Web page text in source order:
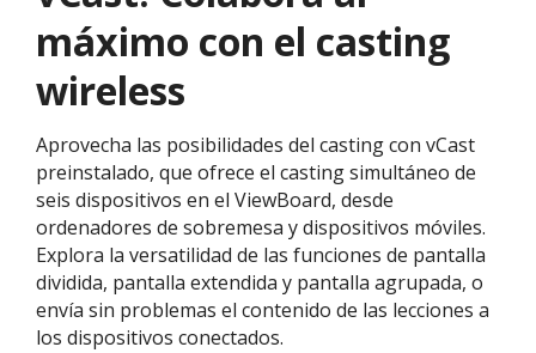
máximo con el casting
wireless
Aprovecha las posibilidades del casting con vCast
preinstalado, que ofrece el casting simultáneo de
seis dispositivos en el ViewBoard, desde
ordenadores de sobremesa y dispositivos móviles.
Explora la versatilidad de las funciones de pantalla
dividida, pantalla extendida y pantalla agrupada, o
envía sin problemas el contenido de las lecciones a
los dispositivos conectados.